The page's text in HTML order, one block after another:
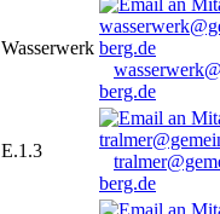
Wasserwerk
berg.de
E.1.3
berg.de